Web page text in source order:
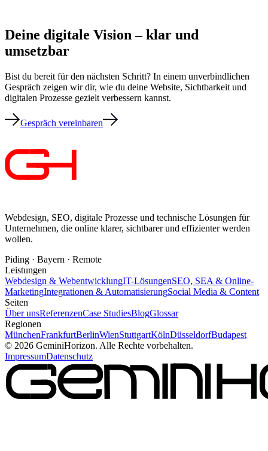
Deine digitale Vision – klar und
umsetzbar
Bist du bereit für den nächsten Schritt? In einem unverbindlichen
Gespräch zeigen wir dir, wie du deine Website, Sichtbarkeit und
digitalen Prozesse gezielt verbessern kannst.
Gespräch vereinbaren
Webdesign, SEO, digitale Prozesse und technische Lösungen für
Unternehmen, die online klarer, sichtbarer und effizienter werden
wollen.
Piding · Bayern · Remote
Leistungen
Webdesign & WebentwicklungIT-LösungenSEO, SEA & Online-
MarketingIntegrationen & AutomatisierungSocial Media & Content
Seiten
Über unsReferenzenCase StudiesBlogGlossar
Regionen
MünchenFrankfurtBerlinWienStuttgartKölnDüsseldorfBudapest
© 2026 GeminiHorizon. Alle Rechte vorbehalten.
ImpressumDatenschutz